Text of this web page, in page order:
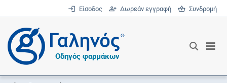
Είσοδος Δωρεάν εγγραφή Συνδρομή
®
Οδηγός φαρμάκων